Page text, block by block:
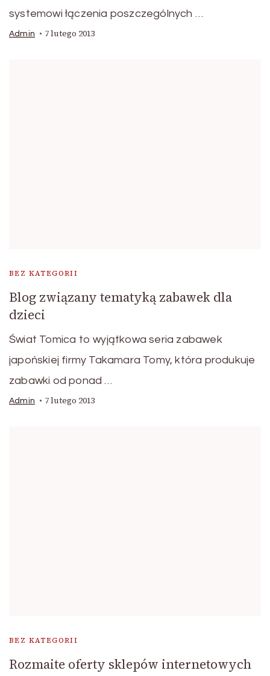
systemowi łączenia poszczególnych …
Admin 7 lutego 2013
BEZ KATEGORII
Blog związany tematyką zabawek dla
dzieci
Świat Tomica to wyjątkowa seria zabawek
japońskiej firmy Takamara Tomy, która produkuje
zabawki od ponad …
Admin 7 lutego 2013
BEZ KATEGORII
Rozmaite oferty sklepów internetowych